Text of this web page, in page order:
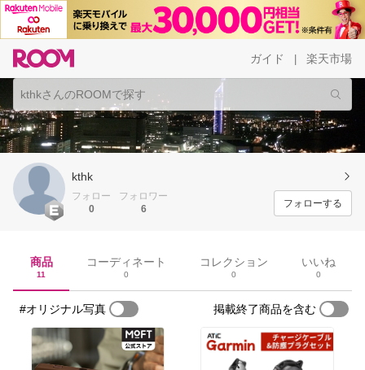
ガイド 楽天市場
kthk
フォロー
0
フォロワー
6
フォローする
商品
11
コーディネート
0
コレクション
0
いいね
0
#オリジナル写真 掲載終了商品を含む